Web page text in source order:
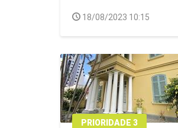
18/08/2023 10:15
PRIORIDADE 3